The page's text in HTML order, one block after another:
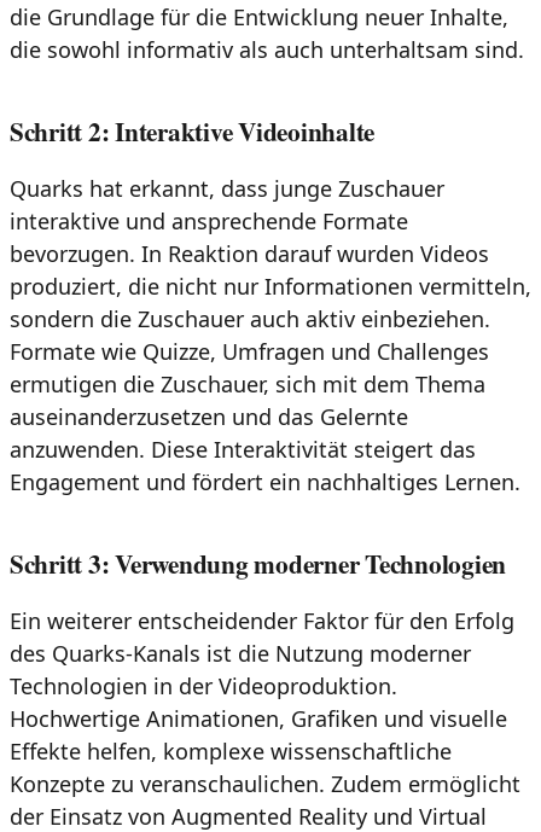
die Grundlage für die Entwicklung neuer Inhalte,
die sowohl informativ als auch unterhaltsam sind.
Schritt 2: Interaktive Videoinhalte
Quarks hat erkannt, dass junge Zuschauer
interaktive und ansprechende Formate
bevorzugen. In Reaktion darauf wurden Videos
produziert, die nicht nur Informationen vermitteln,
sondern die Zuschauer auch aktiv einbeziehen.
Formate wie Quizze, Umfragen und Challenges
ermutigen die Zuschauer, sich mit dem Thema
auseinanderzusetzen und das Gelernte
anzuwenden. Diese Interaktivität steigert das
Engagement und fördert ein nachhaltiges Lernen.
Schritt 3: Verwendung moderner Technologien
Ein weiterer entscheidender Faktor für den Erfolg
des Quarks-Kanals ist die Nutzung moderner
Technologien in der Videoproduktion.
Hochwertige Animationen, Grafiken und visuelle
Effekte helfen, komplexe wissenschaftliche
Konzepte zu veranschaulichen. Zudem ermöglicht
der Einsatz von Augmented Reality und Virtual